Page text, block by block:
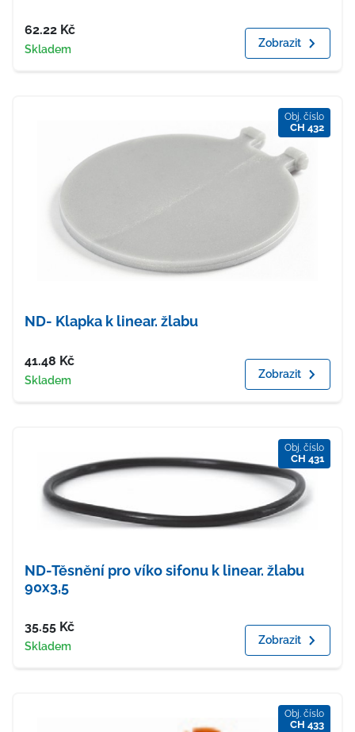
Cena
62.22 Kč
Dostupnost
Skladem Zobrazit
Obj. číslo
CH 432
ND- Klapka k linear. žlabu
Cena
41.48 Kč
Dostupnost
Skladem Zobrazit
Obj. číslo
CH 431
ND-Těsnění pro víko sifonu k linear. žlabu
90x3,5
Cena
35.55 Kč
Dostupnost
Skladem Zobrazit
Obj. číslo
CH 433